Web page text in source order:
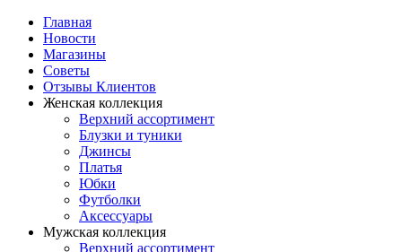
Главная
Новости
Магазины
Советы
Отзывы Клиентов
Женская коллекция
Верхний ассортимент
Блузки и туники
Джинсы
Платья
Юбки
Футболки
Аксессуары
Мужская коллекция
Верхний ассортимент